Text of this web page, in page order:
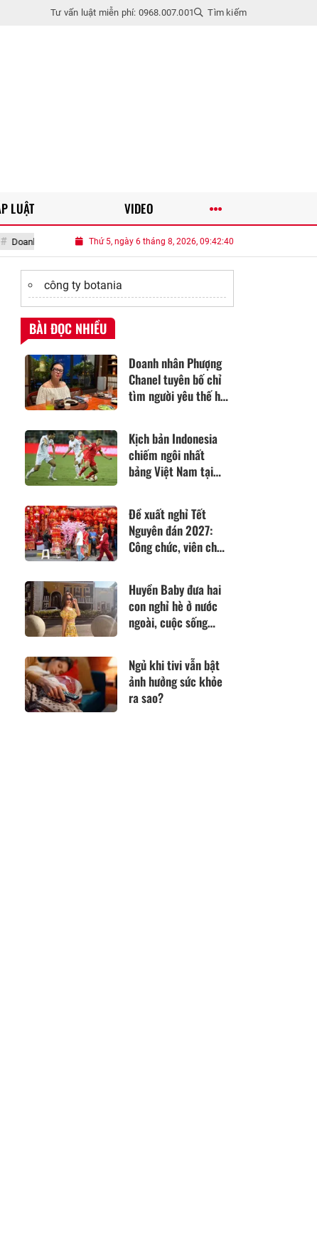
Tư vấn luật miễn phí: 0968.007.001 Tìm kiếm
Chanel tuyên bố chỉ tìm người yêu thế hệ 7X
Thứ 5, ngày 6 tháng 8, 2026, 09:42:42
LUẬT VIDEO
công ty botania
BÀI ĐỌC NHIỀU
Doanh nhân Phượng
Chanel tuyên bố chỉ
tìm người yêu thế hệ
Kịch bản Indonesia
chiếm ngôi nhất
bảng Việt Nam tại
Trông chờ vào
Campuchia?
Đề xuất nghỉ Tết
Nguyên đán 2027:
Công chức, viên chức
ngày
Huyền Baby đưa hai
con nghỉ hè ở nước
ngoài, cuộc sống
chú ý
Ngủ khi tivi vẫn bật
ảnh hưởng sức khỏe
ra sao?